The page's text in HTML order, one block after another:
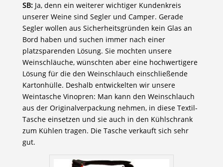
SB: Ja, denn ein weiterer wichtiger Kundenkreis
unserer Weine sind Segler und Camper. Gerade
Segler wollen aus Sicherheitsgründen kein Glas an
Bord haben und suchen immer nach einer
platzsparenden Lösung. Sie mochten unsere
Weinschläuche, wünschten aber eine hochwertigere
Lösung für die den Weinschlauch einschließende
Kartonhülle. Deshalb entwickelten wir unsere
Weintasche Vinopren: Man kann den Weinschlauch
aus der Originalverpackung nehmen, in diese Textil-
Tasche einsetzen und sie auch in den Kühlschrank
zum Kühlen tragen. Die Tasche verkauft sich sehr
gut.